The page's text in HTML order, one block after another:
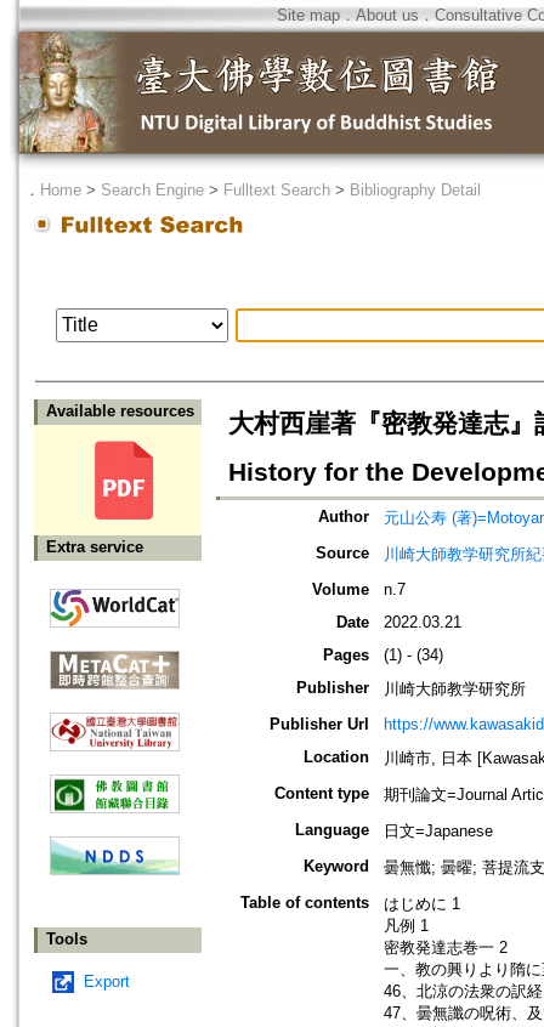
Site map．About us ． Consultative
． Home > Search Engine > Fulltext Search > Bibliography Detail
Available resources
Extra service
Tools
Export
大村西崖著『密教発達志
History for the
Author
元山公寿 (著
Source
川崎大師教学研究所
Volume
n.7
Date
2022.03.21
Pages
(1) - (34)
Publisher
川崎大師教学研究所
Publisher Url
https://
Location
川崎市, 日本
Content type
期刊論文=Journal
Language
日文=Japanese
Keyword
曇無懺; 曇曜; 菩提流
Table of contents
はじめに 1
凡例 1
密教発達志巻一 2
一、教の興りより隋
46、北涼の法衆の訳
47、曇無讖の呪術、